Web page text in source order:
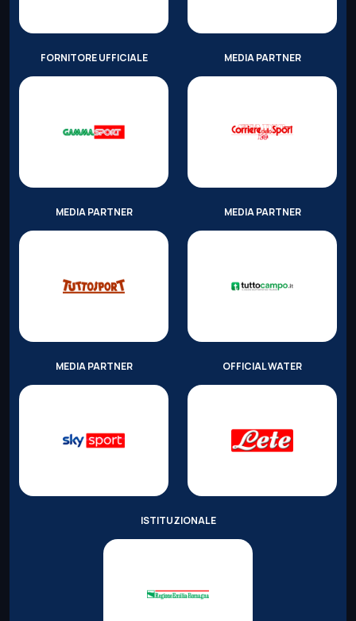
FORNITORE UFFICIALE MEDIA PARTNER
MEDIA PARTNER MEDIA PARTNER
MEDIA PARTNER OFFICIAL WATER
ISTITUZIONALE